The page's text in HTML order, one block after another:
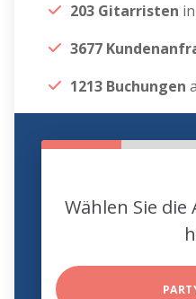
203 Gitarristen
3677
1213 Buchungen
Wählen Sie